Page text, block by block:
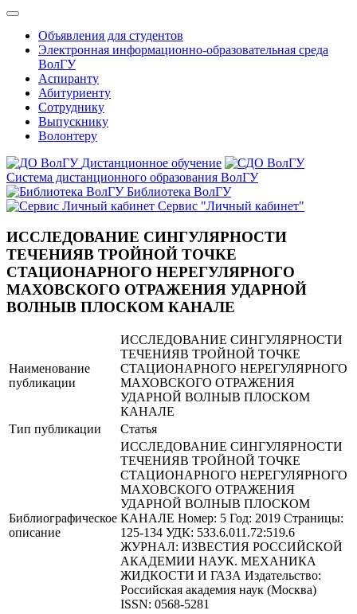
Объявления для студентов
Электронная информационно-образовательная среда
ВолГУ
Аспиранту
Абитуриенту
Сотруднику
Выпускнику
Волонтеру
Дистанционное обучение
Система дистанционного образования ВолГУ
Библиотека ВолГУ
Сервис "Личный кабинет"
ИССЛЕДОВАНИЕ СИНГУЛЯРНОСТИ
ТЕЧЕНИЯВ ТРОЙНОЙ ТОЧКЕ
СТАЦИОНАРНОГО НЕРЕГУЛЯРНОГО
МАХОВСКОГО ОТРАЖЕНИЯ УДАРНОЙ
ВОЛНЫВ ПЛОСКОМ КАНАЛЕ
Наименование
публикации
ИССЛЕДОВАНИЕ СИНГУЛЯРНОСТИ
ТЕЧЕНИЯВ ТРОЙНОЙ ТОЧКЕ
СТАЦИОНАРНОГО НЕРЕГУЛЯРНОГО
МАХОВСКОГО ОТРАЖЕНИЯ
УДАРНОЙ ВОЛНЫВ ПЛОСКОМ
КАНАЛЕ
Тип публикации
Статья
Библиографическое
описание
ИССЛЕДОВАНИЕ СИНГУЛЯРНОСТИ
ТЕЧЕНИЯВ ТРОЙНОЙ ТОЧКЕ
СТАЦИОНАРНОГО НЕРЕГУЛЯРНОГО
МАХОВСКОГО ОТРАЖЕНИЯ
УДАРНОЙ ВОЛНЫВ ПЛОСКОМ
КАНАЛЕ Номер: 5 Год: 2019 Страницы:
125-134 УДК: 533.6.011.72:519.6
ЖУРНАЛ: ИЗВЕСТИЯ РОССИЙСКОЙ
АКАДЕМИИ НАУК. МЕХАНИКА
ЖИДКОСТИ И ГАЗА Издательство:
Российская академия наук (Москва)
ISSN: 0568-5281